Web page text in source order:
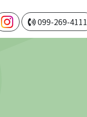
099-269-4111